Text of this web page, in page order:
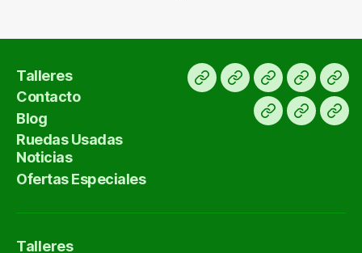
Talleres
Contacto
Blog
Ruedas Usadas
Noticias
Ofertas Especiales
InicioOfertas
ruedas
usadas
KM
0
Para
exportar
BlogContacto
Talleres